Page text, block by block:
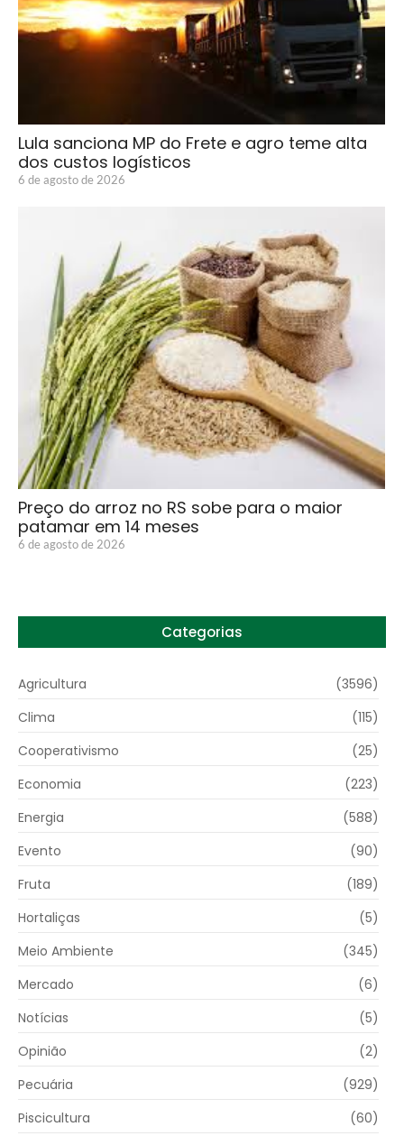
Lula sanciona MP do Frete e agro teme alta
dos custos logísticos
6 de agosto de 2026
Preço do arroz no RS sobe para o maior
patamar em 14 meses
6 de agosto de 2026
Categorias
Agricultura
(3596)
Clima
(115)
Cooperativismo
(25)
Economia
(223)
Energia
(588)
Evento
(90)
Fruta
(189)
Hortaliças
(5)
Meio Ambiente
(345)
Mercado
(6)
Notícias
(5)
Opinião
(2)
Pecuária
(929)
Piscicultura
(60)